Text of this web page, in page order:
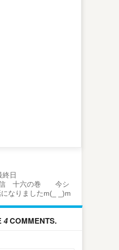
終日
信 十六の巻 今シ
なりましたm(_ _)m
4COMMENTS.